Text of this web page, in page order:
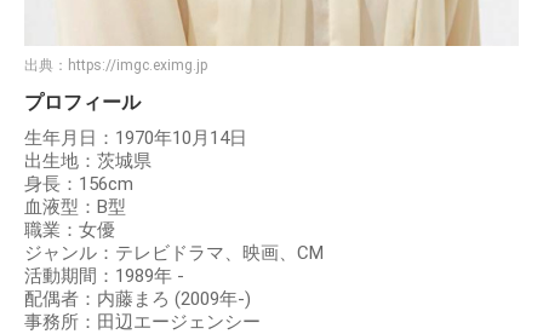
出典： https://imgc.eximg.jp
プロフィール
生年月日：1970年10月14日
出生地：茨城県
身長：156cm
血液型：B型
職業：女優
ジャンル：テレビドラマ、映画、CM
活動期間：1989年 -
配偶者：内藤まろ (2009年-)
事務所：田辺エージェンシー